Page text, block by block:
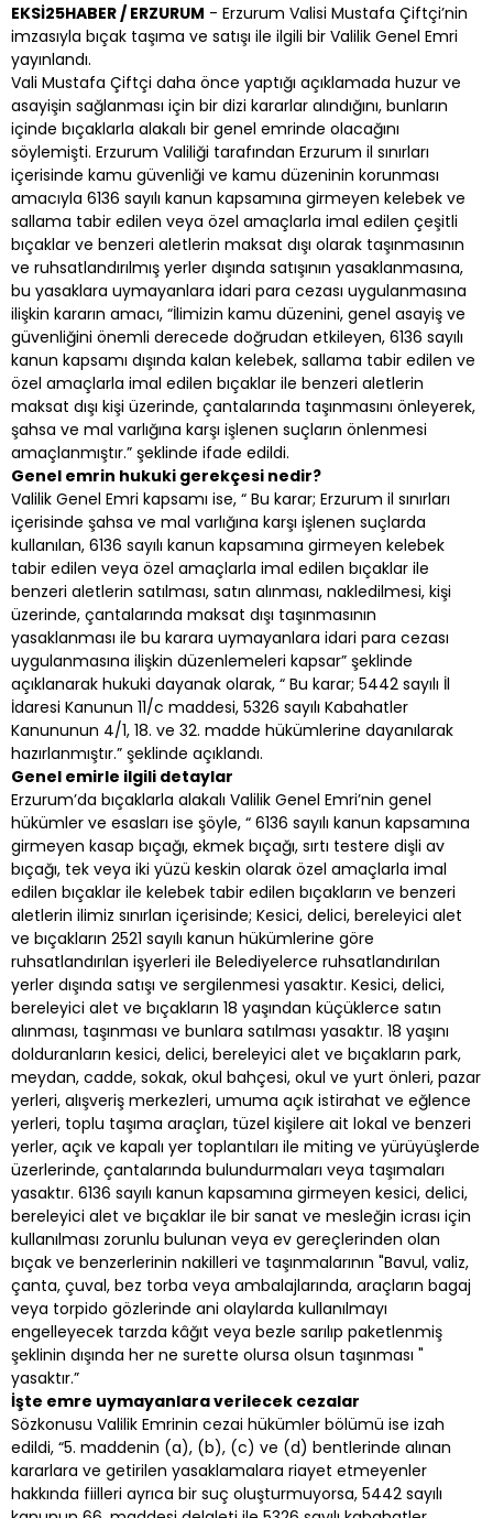
EKSİ25HABER / ERZURUM - Erzurum Valisi Mustafa Çiftçi’nin
imzasıyla bıçak taşıma ve satışı ile ilgili bir Valilik Genel Emri
yayınlandı.
Vali Mustafa Çiftçi daha önce yaptığı açıklamada huzur ve
asayişin sağlanması için bir dizi kararlar alındığını, bunların
içinde bıçaklarla alakalı bir genel emrinde olacağını
söylemişti. Erzurum Valiliği tarafından Erzurum il sınırları
içerisinde kamu güvenliği ve kamu düzeninin korunması
amacıyla 6136 sayılı kanun kapsamına girmeyen kelebek ve
sallama tabir edilen veya özel amaçlarla imal edilen çeşitli
bıçaklar ve benzeri aletlerin maksat dışı olarak taşınmasının
ve ruhsatlandırılmış yerler dışında satışının yasaklanmasına,
bu yasaklara uymayanlara idari para cezası uygulanmasına
ilişkin kararın amacı, “İlimizin kamu düzenini, genel asayiş ve
güvenliğini önemli derecede doğrudan etkileyen, 6136 sayılı
kanun kapsamı dışında kalan kelebek, sallama tabir edilen ve
özel amaçlarla imal edilen bıçaklar ile benzeri aletlerin
maksat dışı kişi üzerinde, çantalarında taşınmasını önleyerek,
şahsa ve mal varlığına karşı işlenen suçların önlenmesi
amaçlanmıştır.” şeklinde ifade edildi.
Genel emrin hukuki gerekçesi nedir?
Valilik Genel Emri kapsamı ise, “ Bu karar; Erzurum il sınırları
içerisinde şahsa ve mal varlığına karşı işlenen suçlarda
kullanılan, 6136 sayılı kanun kapsamına girmeyen kelebek
tabir edilen veya özel amaçlarla imal edilen bıçaklar ile
benzeri aletlerin satılması, satın alınması, nakledilmesi, kişi
üzerinde, çantalarında maksat dışı taşınmasının
yasaklanması ile bu karara uymayanlara idari para cezası
uygulanmasına ilişkin düzenlemeleri kapsar” şeklinde
açıklanarak hukuki dayanak olarak, “ Bu karar; 5442 sayılı İl
İdaresi Kanunun 11/c maddesi, 5326 sayılı Kabahatler
Kanununun 4/1, 18. ve 32. madde hükümlerine dayanılarak
hazırlanmıştır.” şeklinde açıklandı.
Genel emirle ilgili detaylar
Erzurum’da bıçaklarla alakalı Valilik Genel Emri’nin genel
hükümler ve esasları ise şöyle, “ 6136 sayılı kanun kapsamına
girmeyen kasap bıçağı, ekmek bıçağı, sırtı testere dişli av
bıçağı, tek veya iki yüzü keskin olarak özel amaçlarla imal
edilen bıçaklar ile kelebek tabir edilen bıçakların ve benzeri
aletlerin ilimiz sınırlan içerisinde; Kesici, delici, bereleyici alet
ve bıçakların 2521 sayılı kanun hükümlerine göre
ruhsatlandırılan işyerleri ile Belediyelerce ruhsatlandırılan
yerler dışında satışı ve sergilenmesi yasaktır. Kesici, delici,
bereleyici alet ve bıçakların 18 yaşından küçüklerce satın
alınması, taşınması ve bunlara satılması yasaktır. 18 yaşını
dolduranların kesici, delici, bereleyici alet ve bıçakların park,
meydan, cadde, sokak, okul bahçesi, okul ve yurt önleri, pazar
yerleri, alışveriş merkezleri, umuma açık istirahat ve eğlence
yerleri, toplu taşıma araçları, tüzel kişilere ait lokal ve benzeri
yerler, açık ve kapalı yer toplantıları ile miting ve yürüyüşlerde
üzerlerinde, çantalarında bulundurmaları veya taşımaları
yasaktır. 6136 sayılı kanun kapsamına girmeyen kesici, delici,
bereleyici alet ve bıçaklar ile bir sanat ve mesleğin icrası için
kullanılması zorunlu bulunan veya ev gereçlerinden olan
bıçak ve benzerlerinin nakilleri ve taşınmalarının "Bavul, valiz,
çanta, çuval, bez torba veya ambalajlarında, araçların bagaj
veya torpido gözlerinde ani olaylarda kullanılmayı
engelleyecek tarzda kâğıt veya bezle sarılıp paketlenmiş
şeklinin dışında her ne surette olursa olsun taşınması "
yasaktır.”
İşte emre uymayanlara verilecek cezalar
Sözkonusu Valilik Emrinin cezai hükümler bölümü ise izah
edildi, “5. maddenin (a), (b), (c) ve (d) bentlerinde alınan
kararlara ve getirilen yasaklamalara riayet etmeyenler
hakkında fiilleri ayrıca bir suç oluşturmuyorsa, 5442 sayılı